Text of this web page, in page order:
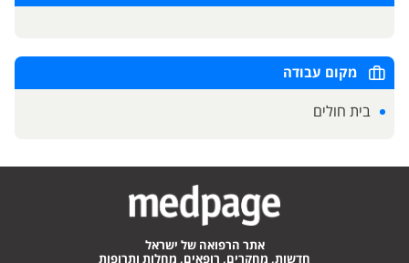
מקום עבודה
בית חולים
אתר הרפואה של ישראל
חדשות, מחקרים, רופאים, מחלות ותרופות